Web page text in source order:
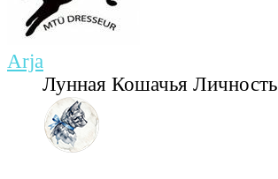
Arja
Лунная Кошачья Личность